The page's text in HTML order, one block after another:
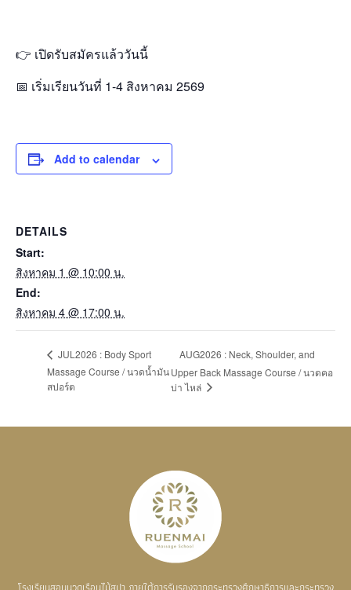
👉 เปิดรับสมัครแล้ววันนี้
📅 เริ่มเรียนวันที่ 1-4 สิงหาคม 2569
Add to calendar
DETAILS
Start:
สิงหาคม 1 @ 10:00 น.
End:
สิงหาคม 4 @ 17:00 น.
JUL2026 : Body Sport
Massage Course / นวดน้ำมัน
สปอร์ต
AUG2026 : Neck, Shoulder, and
Upper Back Massage Course / นวดคอ
บ่า ไหล่